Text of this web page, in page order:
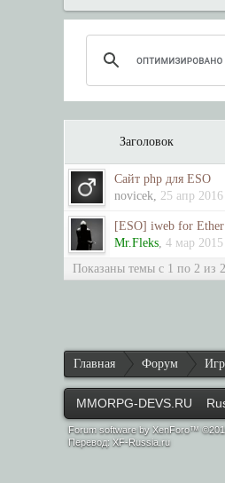
Заголовок
Сайт php для ESO
novicek, 25 апр 2016
[ESO] iweb for Ether
Mr.Fleks,4 мар 2015
Показаны темы с 1 по 2 из 2
Главная Форум
MMORPG-DEVS.RU
Forum software by XenForo™
Перевод:XF-Russia.ru